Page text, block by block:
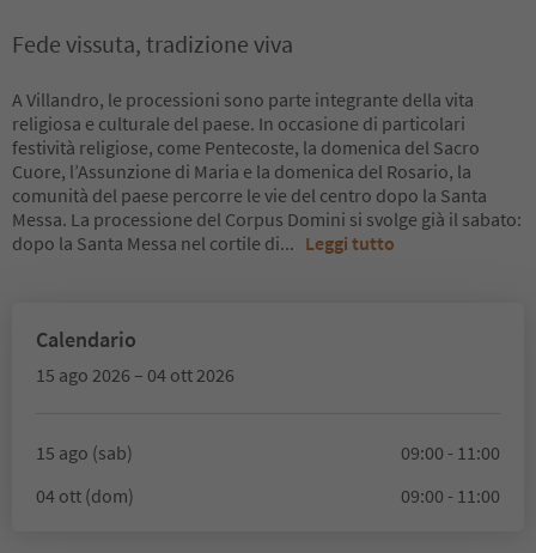
Fede vissuta, tradizione viva
A Villandro, le processioni sono parte integrante della vita
religiosa e culturale del paese. In occasione di particolari
festività religiose, come Pentecoste, la domenica del Sacro
Cuore, l’Assunzione di Maria e la domenica del Rosario, la
comunità del paese percorre le vie del centro dopo la Santa
Messa. La processione del Corpus Domini si svolge già il sabato:
dopo la Santa Messa nel cortile di... Leggi tutto
Calendario
15 ago 2026 – 04 ott 2026
15 ago (sab)
09:00 - 11:00
04 ott (dom)
09:00 - 11:00